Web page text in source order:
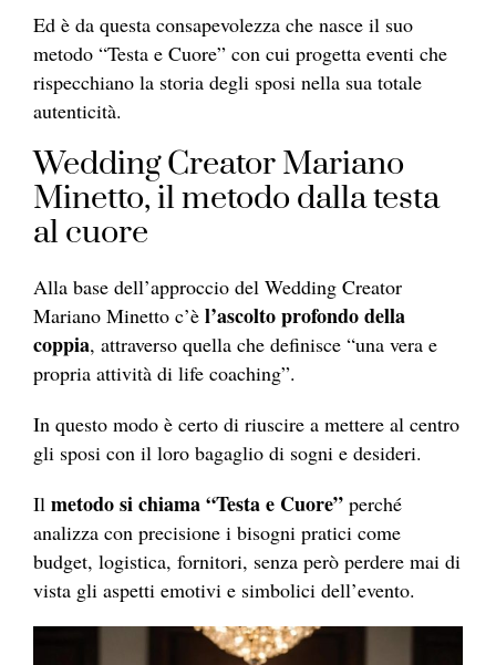
Ed è da questa consapevolezza che nasce il suo
metodo “Testa e Cuore” con cui progetta eventi che
rispecchiano la storia degli sposi nella sua totale
autenticità.
Wedding Creator Mariano
Minetto, il metodo dalla testa
al cuore
Alla base dell’approccio del Wedding Creator
Mariano Minetto c’è l’ascolto profondo della
coppia, attraverso quella che definisce “una vera e
propria attività di life coaching”.
In questo modo è certo di riuscire a mettere al centro
gli sposi con il loro bagaglio di sogni e desideri.
Il metodo si chiama “Testa e Cuore” perché
analizza con precisione i bisogni pratici come
budget, logistica, fornitori, senza però perdere mai di
vista gli aspetti emotivi e simbolici dell’evento.